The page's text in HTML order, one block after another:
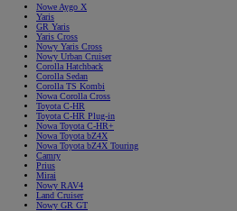
Nowe Aygo X
Yaris
GR Yaris
Yaris Cross
Nowy Yaris Cross
Nowy Urban Cruiser
Corolla Hatchback
Corolla Sedan
Corolla TS Kombi
Nowa Corolla Cross
Toyota C-HR
Toyota C-HR Plug-in
Nowa Toyota C-HR+
Nowa Toyota bZ4X
Nowa Toyota bZ4X Touring
Camry
Prius
Mirai
Nowy RAV4
Land Cruiser
Nowy GR GT